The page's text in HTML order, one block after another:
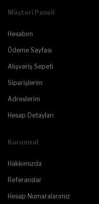
Müşteri Paneli
Hesabım
Ödeme Sayfası
Alışveriş Sepeti
Siparişlerim
Adreslerim
Hesap Detayları
Kurumsal
Hakkımızda
Referanslar
Hesap Numaralarımız